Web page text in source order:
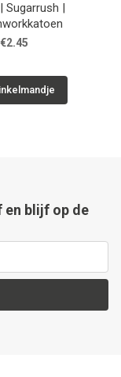
Sugarrush |
€2.45
en blijf op de